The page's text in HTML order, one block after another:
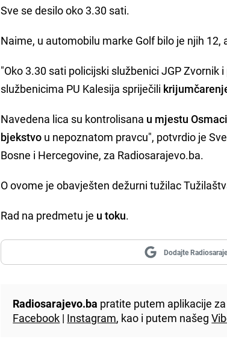
Sve se desilo oko 3.30 sati.
Naime, u automobilu marke Golf bilo je njih
"Oko 3.30 sati policijski službenici JGP
službenicima PU Kalesija spriječili
Navedena lica su kontrolisana u mjestu Osmaci
bjekstvo u nepoznatom pravcu", potvrdio je
Bosne i Hercegovine, za Radiosarajevo.ba.
O ovome je obavješten dežurni tužilac
Rad na predmetu je u toku.
Dodajte
Radiosarajevo.ba pratite putem aplikacije
Facebook | Instagram, kao i putem našeg